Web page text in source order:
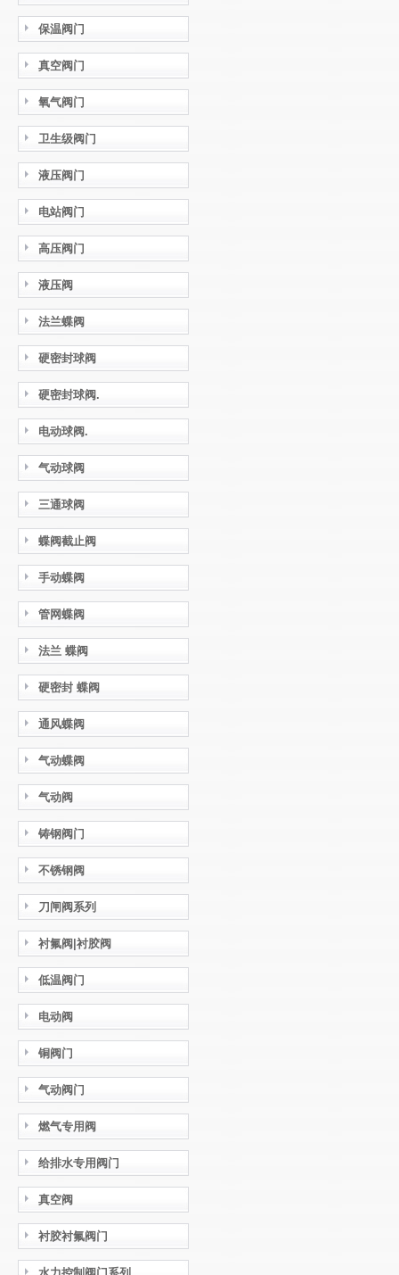
保温阀门
真空阀门
氧气阀门
卫生级阀门
液压阀门
电站阀门
高压阀门
液压阀
法兰蝶阀
硬密封球阀
硬密封球阀.
电动球阀.
气动球阀
三通球阀
蝶阀截止阀
手动蝶阀
管网蝶阀
法兰 蝶阀
硬密封 蝶阀
通风蝶阀
气动蝶阀
气动阀
铸钢阀门
不锈钢阀
刀闸阀系列
衬氟阀|衬胶阀
低温阀门
电动阀
铜阀门
气动阀门
燃气专用阀
给排水专用阀门
真空阀
衬胶衬氟阀门